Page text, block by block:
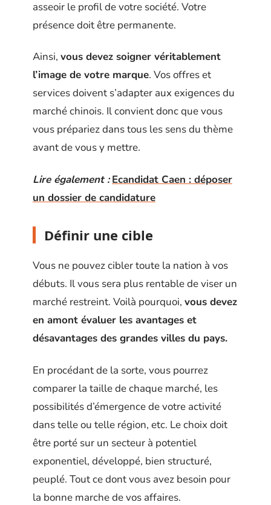
asseoir le profil de votre société. Votre
présence doit être permanente.
Ainsi, vous devez soigner véritablement
l’image de votre marque. Vos offres et
services doivent s’adapter aux exigences du
marché chinois. Il convient donc que vous
vous prépariez dans tous les sens du thème
avant de vous y mettre.
Lire également : Ecandidat Caen : déposer
un dossier de candidature
Définir une cible
Vous ne pouvez cibler toute la nation à vos
débuts. Il vous sera plus rentable de viser un
marché restreint. Voilà pourquoi, vous devez
en amont évaluer les avantages et
désavantages des grandes villes du pays.
En procédant de la sorte, vous pourrez
comparer la taille de chaque marché, les
possibilités d’émergence de votre activité
dans telle ou telle région, etc. Le choix doit
être porté sur un secteur à potentiel
exponentiel, développé, bien structuré,
peuplé. Tout ce dont vous avez besoin pour
la bonne marche de vos affaires.